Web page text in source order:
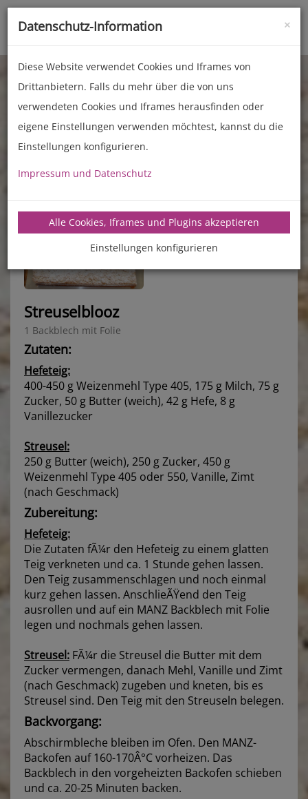
Toggle
Streuselblooz
1 Backblech mit Folie
Zutaten:
Hefeteig:
400-450 g Weizenmehl Type 405, 175 g Milch, 75 g
Zucker, 50 g Butter (weich), 42 g Hefe, 8 g
Vanillezucker
Streusel:
250 g Butter (weich), 250 g Zucker, 450 g
Weizenmehl Type 405 oder 550, Vanille, Zimt
(nach Geschmack)
Zubereitung:
Hefeteig:
Die Zutaten fÃ¼r den Hefeteig zu einem glatten
Teig verkneten und ca. 1 Stunde gehen lassen.
Den Teig zusammenschlagen und noch einmal
kurz gehen lassen. AnschlieÃŸend den Teig
ausrollen und auf ein MANZ Backblech mit Folie
legen und nochmals gehen lassen.
Streusel: FÃ¼r die Streusel die Butter mit dem
Zucker vermengen, danach Mehl, Vanille und Zimt
(nach Geschmack) zugeben und kneten, bis es
Streusel sind. Den Teig mit den Streuseln belegen.
Backvorgang:
Abschirmbleche bleiben im Ofen. Den MANZ-
Backofen auf 160-170Â°C vorheizen. Das
Backblech in den vorgeheizten Backofen schieben
und ca. 20-25 Minuten backen.
×
Datenschutz-Information
Diese Website verwendet Cookies und Iframes von
Drittanbietern. Falls du mehr über die von uns
verwendeten Cookies und Iframes herausfinden oder
eigene Einstellungen verwenden möchtest, kannst du die
Einstellungen konfigurieren.
Impressum und Datenschutz
Alle Cookies, Iframes und Plugins akzeptieren
Einstellungen konfigurieren